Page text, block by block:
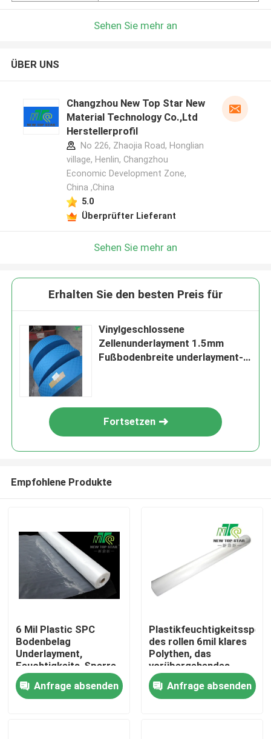
Sehen Sie mehr an
ÜBER UNS
Changzhou New Top Star New
Material Technology Co.,Ltd
Herstellerprofil
No 226, Zhaojia Road, Honglian
village, Henlin, Changzhou
Economic Development Zone,
China ,China
5.0
Überprüfter Lieferant
Sehen Sie mehr an
Erhalten Sie den besten Preis für
Vinylgeschlossene
Zellenunderlayment 1.5mm
Fußbodenbreite underlayment-
Fortsetzen
Empfohlene Produkte
6 Mil Plastic SPC
Bodenbelag
Underlayment,
Feuchtigkeits-Sperre
Underlayment
Anfrage absenden
des rollen 6mil klares
Polythen, das
vorübergehendes
Schutz-Blatt bedeckt
Anfrage absenden